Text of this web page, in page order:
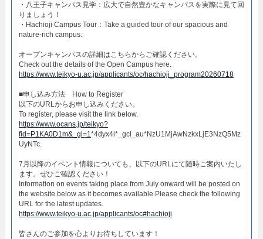
・八王子キャンパス見学：広大で自然豊かなキャンパスを実際に見て回
りましょう！​
・Hachioji Campus Tour：Take a guided tour of our spacious and
nature-rich campus.​
オープンキャンパスの詳細はこちらからご確認ください。​
Check out the details of the Open Campus here.​
https://www.teikyo-u.ac.jp/applicants/oc/hachioji_program20260718
​■申し込み方法 How to Register​
以下のURLからお申し込みください。
To register, please visit the link below.
https://www.ocans.jp/teikyo?
fid=P1KA0D1m&_gl=1 *4dyx4i*_gcl_au*NzU1MjAwNzkxLjE3NzQ5Mz
UyNTc.
7月以降のイベント情報についても、以下のURLにて随時ご案内いたし
ます。ぜひご確認ください！
Information on events taking place from July onward will be posted on
the website below as it becomes available.Please check the following
URL for the latest updates.
https://www.teikyo-u.ac.jp/applicants/oc#hachioji
皆さんのご参加を心よりお待ちしています！​